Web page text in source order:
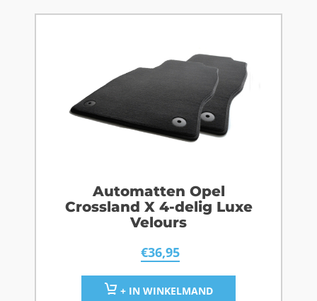
Automatten Opel
Crossland X 4-delig Luxe
Velours
€36,95
+ IN WINKELMAND